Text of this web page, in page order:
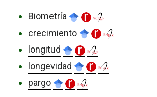
Biometría
crecimiento
longitud
longevidad
pargo